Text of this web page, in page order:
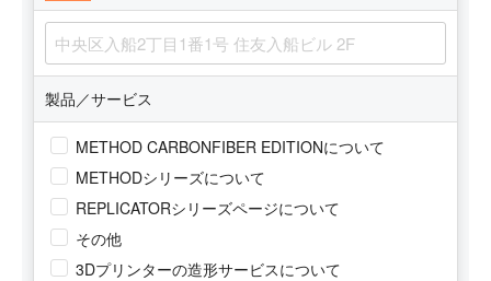
製品／サービス
METHOD CARBONFIBER EDITIONについて
METHODシリーズについて
REPLICATORシリーズページについて
その他
3Dプリンターの造形サービスについて